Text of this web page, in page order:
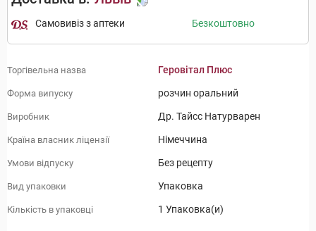
Самовивіз з аптеки Безкоштовно
Торгівельна назва Геровітал Плюс
Форма випуску розчин оральний
Виробник Др. Тайсс Натурварен
Країна власник ліцензії Німеччина
Умови відпуску Без рецепту
Вид упаковки Упаковка
Кількість в упаковці 1 Упаковка(и)